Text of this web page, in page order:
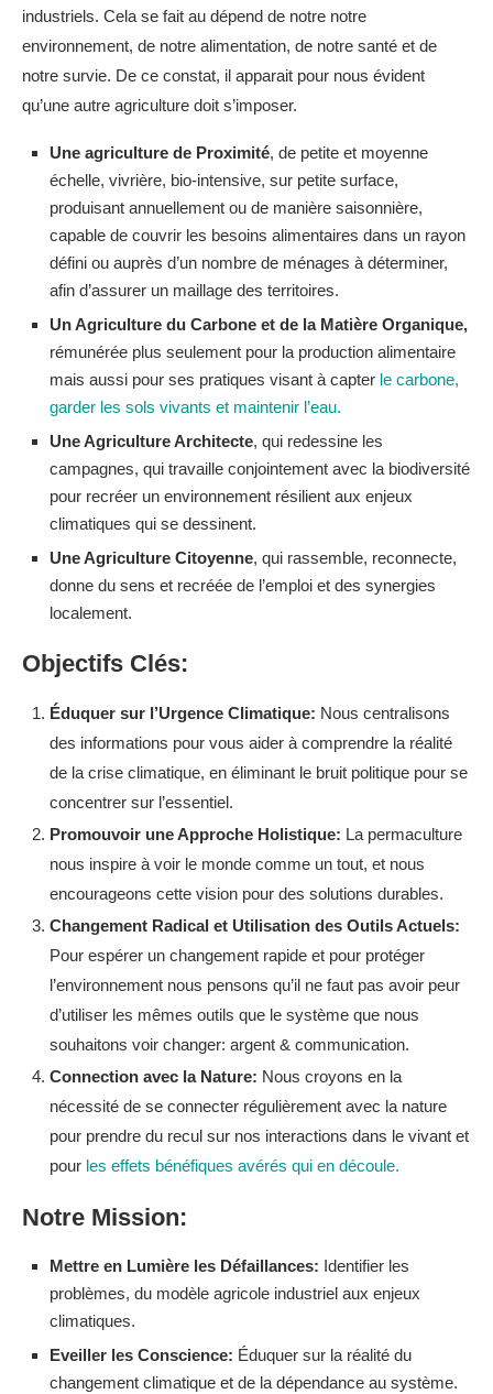
industriels. Cela se fait au dépend de notre notre
environnement, de notre alimentation, de notre santé et de
notre survie. De ce constat, il apparait pour nous évident
qu’une autre agriculture doit s’imposer.
Une agriculture de Proximité, de petite et moyenne
échelle, vivrière, bio-intensive, sur petite surface,
produisant annuellement ou de manière saisonnière,
capable de couvrir les besoins alimentaires dans un rayon
défini ou auprès d’un nombre de ménages à déterminer,
afin d’assurer un maillage des territoires.
Un Agriculture du Carbone et de la Matière Organique,
rémunérée plus seulement pour la production alimentaire
mais aussi pour ses pratiques visant à capter le carbone,
garder les sols vivants et maintenir l’eau.
Une Agriculture Architecte, qui redessine les
campagnes, qui travaille conjointement avec la biodiversité
pour recréer un environnement résilient aux enjeux
climatiques qui se dessinent.
Une Agriculture Citoyenne, qui rassemble, reconnecte,
donne du sens et recréée de l’emploi et des synergies
localement.
Objectifs Clés:
Éduquer sur l’Urgence Climatique: Nous centralisons
des informations pour vous aider à comprendre la réalité
de la crise climatique, en éliminant le bruit politique pour se
concentrer sur l’essentiel.
Promouvoir une Approche Holistique: La permaculture
nous inspire à voir le monde comme un tout, et nous
encourageons cette vision pour des solutions durables.
Changement Radical et Utilisation des Outils Actuels:
Pour espérer un changement rapide et pour protéger
l’environnement nous pensons qu’il ne faut pas avoir peur
d’utiliser les mêmes outils que le système que nous
souhaitons voir changer: argent & communication.
Connection avec la Nature: Nous croyons en la
nécessité de se connecter régulièrement avec la nature
pour prendre du recul sur nos interactions dans le vivant et
pour les effets bénéfiques avérés qui en découle.
Notre Mission:
Mettre en Lumière les Défaillances: Identifier les
problèmes, du modèle agricole industriel aux enjeux
climatiques.
Eveiller les Conscience: Éduquer sur la réalité du
changement climatique et de la dépendance au système.